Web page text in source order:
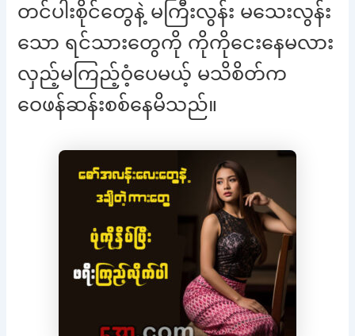
တင်ပါးစိုင်တွေနဲ့ မကြီးလွန်း မသေးလွန်း
သော ရင်သားတွေကို ကိုကိုငေးနေမလား
လှည့်မကြည့်ဝံ့ပေမယ့် မသိစိတ်က
ဝေဖန်ဆန်းစစ်နေမိသည်။